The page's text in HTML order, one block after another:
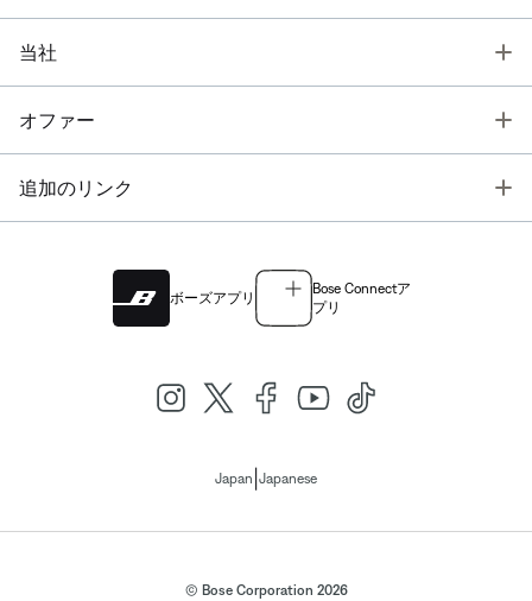
当社
オファー
追加のリンク
ボーズアプリ
Bose Connectア
プリ
Japan Japanese
© Bose Corporation 2026